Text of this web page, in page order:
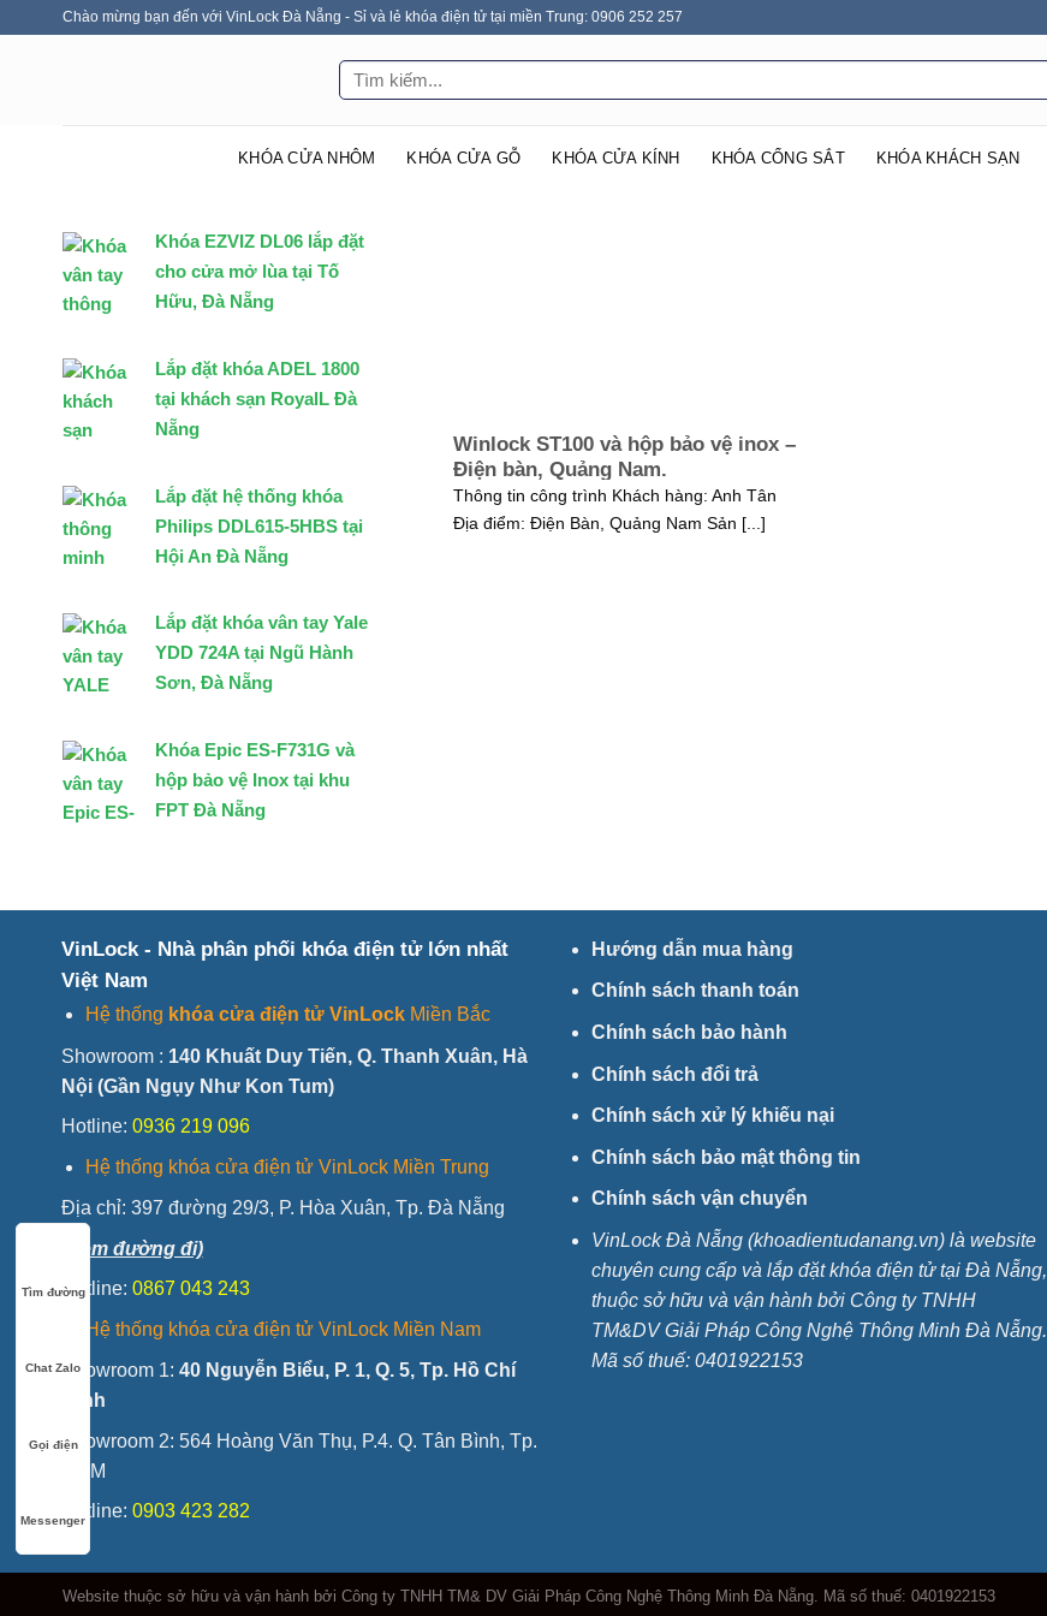
Chào mừng bạn đến với VinLock Đà Nẵng - Sỉ và lẻ khóa điện tử tại miền Trung: 0906 252 257
Tìm
kiếm:
KHÓA CỬA NHÔM KHÓA CỬA GỖ KHÓA CỬA KÍNH KHÓA CỔNG SẮT KHÓA KHÁCH SẠN
Khóa EZVIZ DL06 lắp đặt
cho cửa mở lùa tại Tố
Hữu, Đà Nẵng
Lắp đặt khóa ADEL 1800
tại khách sạn RoyalL Đà
Nẵng
Lắp đặt hệ thống khóa
Philips DDL615-5HBS tại
Hội An Đà Nẵng
Lắp đặt khóa vân tay Yale
YDD 724A tại Ngũ Hành
Sơn, Đà Nẵng
Khóa Epic ES-F731G và
hộp bảo vệ Inox tại khu
FPT Đà Nẵng
Winlock ST100 và hộp bảo vệ inox –
Điện bàn, Quảng Nam.
Thông tin công trình Khách hàng: Anh Tân
Địa điểm: Điện Bàn, Quảng Nam Sản [...]
VinLock - Nhà phân phối khóa điện tử lớn nhất
Việt Nam
Hệ thống khóa cửa điện tử VinLock Miền Bắc
Showroom : 140 Khuất Duy Tiến, Q. Thanh Xuân, Hà
Nội (Gần Ngụy Như Kon Tum)
Hotline: 0936 219 096
Hệ thống khóa cửa điện tử VinLock Miền Trung
Địa chỉ: 397 đường 29/3, P. Hòa Xuân, Tp. Đà Nẵng
(Xem đường đi)
Hotline: 0867 043 243
Hệ thống khóa cửa điện tử VinLock Miền Nam
Showroom 1: 40 Nguyễn Biểu, P. 1, Q. 5, Tp. Hồ Chí
Minh
Showroom 2: 564 Hoàng Văn Thụ, P.4. Q. Tân Bình, Tp.
HCM
Hotline: 0903 423 282
Hướng dẫn mua hàng
Chính sách thanh toán
Chính sách bảo hành
Chính sách đổi trả
Chính sách xử lý khiếu nại
Chính sách bảo mật thông tin
Chính sách vận chuyển
VinLock Đà Nẵng (khoadientudanang.vn) là website
chuyên cung cấp và lắp đặt khóa điện tử tại Đà Nẵng,
thuộc sở hữu và vận hành bởi Công ty TNHH
TM&DV Giải Pháp Công Nghệ Thông Minh Đà Nẵng.
Mã số thuế:0401922153
Website thuộc sở hữu và vận hành bởi Công ty TNHH TM& DV Giải Pháp Công Nghệ Thông Minh Đà Nẵng. Mã số thuế: 0401922153
Tìm đường
Chat Zalo
Gọi điện
Messenger